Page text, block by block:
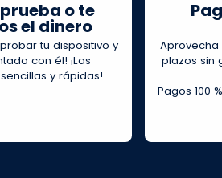
o te
el dinero
tu dispositivo y
con él! ¡Las
y rápidas!
plazos sin
Pagos 100